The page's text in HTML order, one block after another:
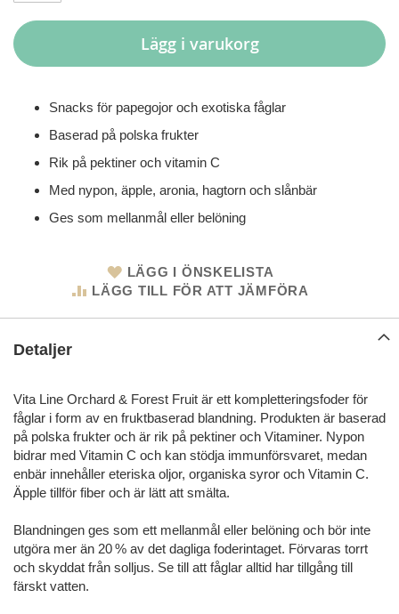
Lägg i varukorg
Snacks för papegojor och exotiska fåglar
Baserad på polska frukter
Rik på pektiner och vitamin C
Med nypon, äpple, aronia, hagtorn och slånbär
Ges som mellanmål eller belöning
LÄGG I ÖNSKELISTA
LÄGG TILL FÖR ATT JÄMFÖRA
Detaljer
Vita Line Orchard & Forest Fruit är ett kompletteringsfoder för
fåglar i form av en fruktbaserad blandning. Produkten är baserad
på polska frukter och är rik på pektiner och Vitaminer. Nypon
bidrar med Vitamin C och kan stödja immunförsvaret, medan
enbär innehåller eteriska oljor, organiska syror och Vitamin C.
Äpple tillför fiber och är lätt att smälta.
Blandningen ges som ett mellanmål eller belöning och bör inte
utgöra mer än 20 % av det dagliga foderintaget. Förvaras torrt
och skyddat från solljus. Se till att fåglar alltid har tillgång till
färskt vatten.